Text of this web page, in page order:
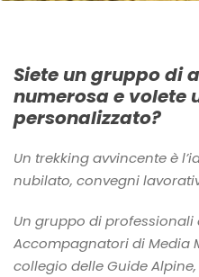
Siete un gruppo di
numerosa e volete
personalizzato?
Un trekking avvincente è
nubilato, convegni
Un gruppo di
Accompagnatori di Media
collegio delle Guide